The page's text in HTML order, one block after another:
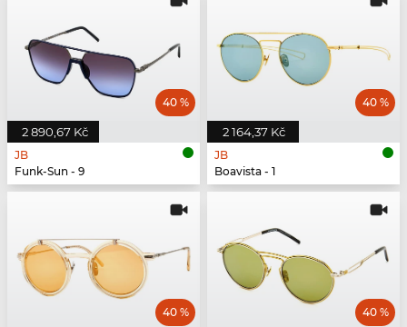
2 890,67 Kč
40 %
JB
Funk-Sun - 9
2 164,37 Kč
40 %
JB
Boavista - 1
40 % 40 %